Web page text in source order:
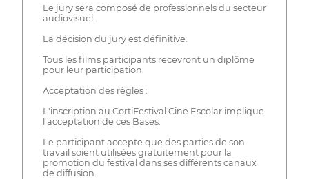
Le jury sera composé de professionnels du secteur
audiovisuel.
La décision du jury est définitive.
Tous les films participants recevront un diplôme
pour leur participation.
Acceptation des règles :
L'inscription au CortiFestival Cine Escolar implique
l'acceptation de ces Bases.
Le participant accepte que des parties de son
travail soient utilisées gratuitement pour la
promotion du festival dans ses différents canaux
de diffusion.